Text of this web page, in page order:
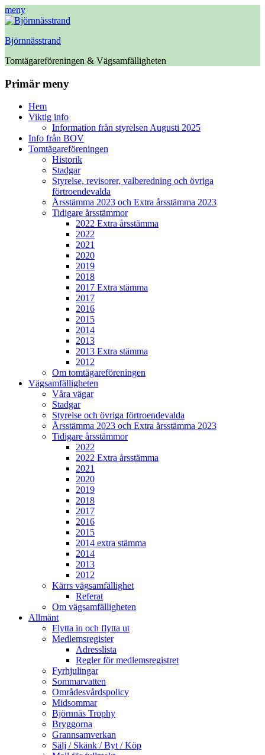
meny
Björnnässtrand
Tomtägareföreningen & Vägsamfälligheten
Facebook
Primär meny
HoppaHem
Viktig info
Information från styrelsen Augusti 2025
Info från BOV
Tomtägareföreningen
Historik
Stadgar
Styrelse, revisorer, valberedning och övriga
förtroendevalda
Årsstämma 2023 och Extra årsstämma 2023
Tidigare årsstämmor
2022 Extra årsstämma
2022
2021
2020
2019
2018
2017 Extra stämma
2017
2016
2015
2014
2013
2013 Extra stämma
2012
Om tomtägareföreningen
Vägsamfälligheten
Våra vägar
Stadgar
Styrelse och övriga förtroendevalda
Årsstämma 2023 och Extra årsstämma 2023
Tidigare årsstämmor
2022
2022 Extra årsstämma
2021
2020
2019
2018
2017
2016
2015
2014 extra stämma
2014
2013
2012
Kärrs vägsamfällighet
Referat
Om vägsamfälligheten
Allmänt
Flytta in och flytta ut
Medlemsregister
Adresslista
Regler för medlemsregistret
Fyrhjulingar
Sommarvatten
Områdesvårdspolicy
Midsommar
Björnnäs Trophy
Bryggorna
Grannsamverkan
Sälj / Skänk / Byt / Köp